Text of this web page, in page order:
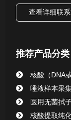
核酸（
核酸提取或纯化
清洁验证棉签
查看详细联
推荐产品分类
核酸（DNA
唾液样本采
医用无菌拭
核酸提取纯